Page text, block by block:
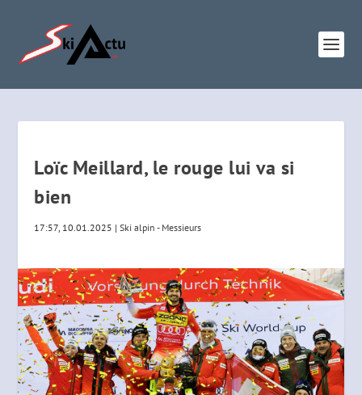
Loïc Meillard, le rouge lui va si
bien
17:57, 10.01.2025 |Ski alpin - Messieurs